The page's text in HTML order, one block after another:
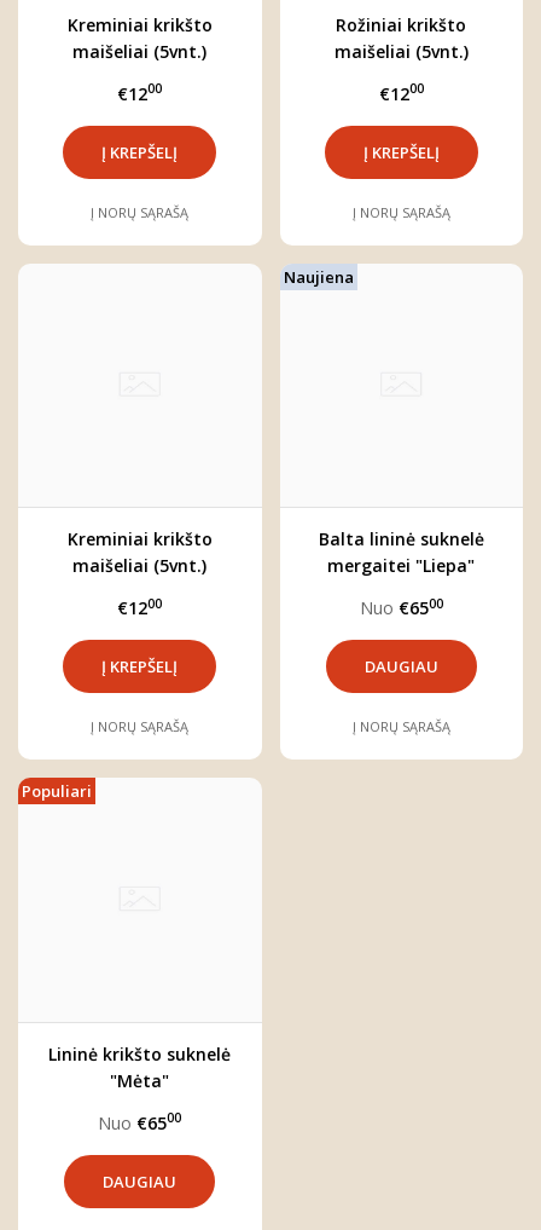
Kreminiai krikšto
maišeliai (5vnt.)
€1200
Į NORŲ SĄRAŠĄ
Rožiniai krikšto
maišeliai (5vnt.)
€1200
Į NORŲ SĄRAŠĄ
Kreminiai krikšto
maišeliai (5vnt.)
€1200
Į NORŲ SĄRAŠĄ
Naujiena
Balta lininė suknelė
mergaitei "Liepa"
Nuo €6500
DAUGIAU
Į NORŲ SĄRAŠĄ
Populiari
Lininė krikšto suknelė
"Mėta"
Nuo €6500
DAUGIAU